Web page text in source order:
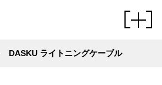
DASKU ライトニングケーブル